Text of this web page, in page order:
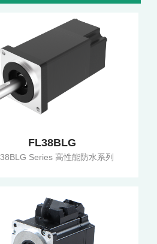
FL38BLG
Series 高性能防水系列